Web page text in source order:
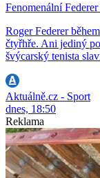
Fenomenální
Roger Federer
čtyřhře. Ani jediný
švýcarský tenista
Aktuálně.cz - Sport
dnes, 18:50
Reklama